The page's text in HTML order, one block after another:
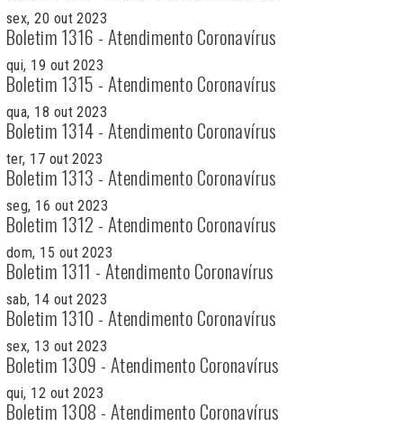
sex, 20 out 2023
Boletim 1316 - Atendimento Coronavírus
qui, 19 out 2023
Boletim 1315 - Atendimento Coronavírus
qua, 18 out 2023
Boletim 1314 - Atendimento Coronavírus
ter, 17 out 2023
Boletim 1313 - Atendimento Coronavírus
seg, 16 out 2023
Boletim 1312 - Atendimento Coronavírus
dom, 15 out 2023
Boletim 1311 - Atendimento Coronavírus
sab, 14 out 2023
Boletim 1310 - Atendimento Coronavírus
sex, 13 out 2023
Boletim 1309 - Atendimento Coronavírus
qui, 12 out 2023
Boletim 1308 - Atendimento Coronavírus